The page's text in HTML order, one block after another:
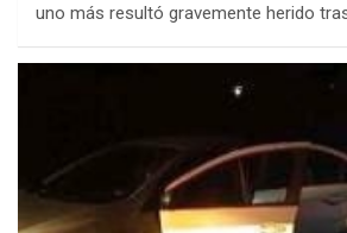
uno más resultó gravemente herido